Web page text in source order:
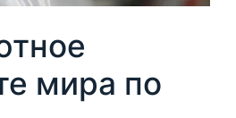
мира по